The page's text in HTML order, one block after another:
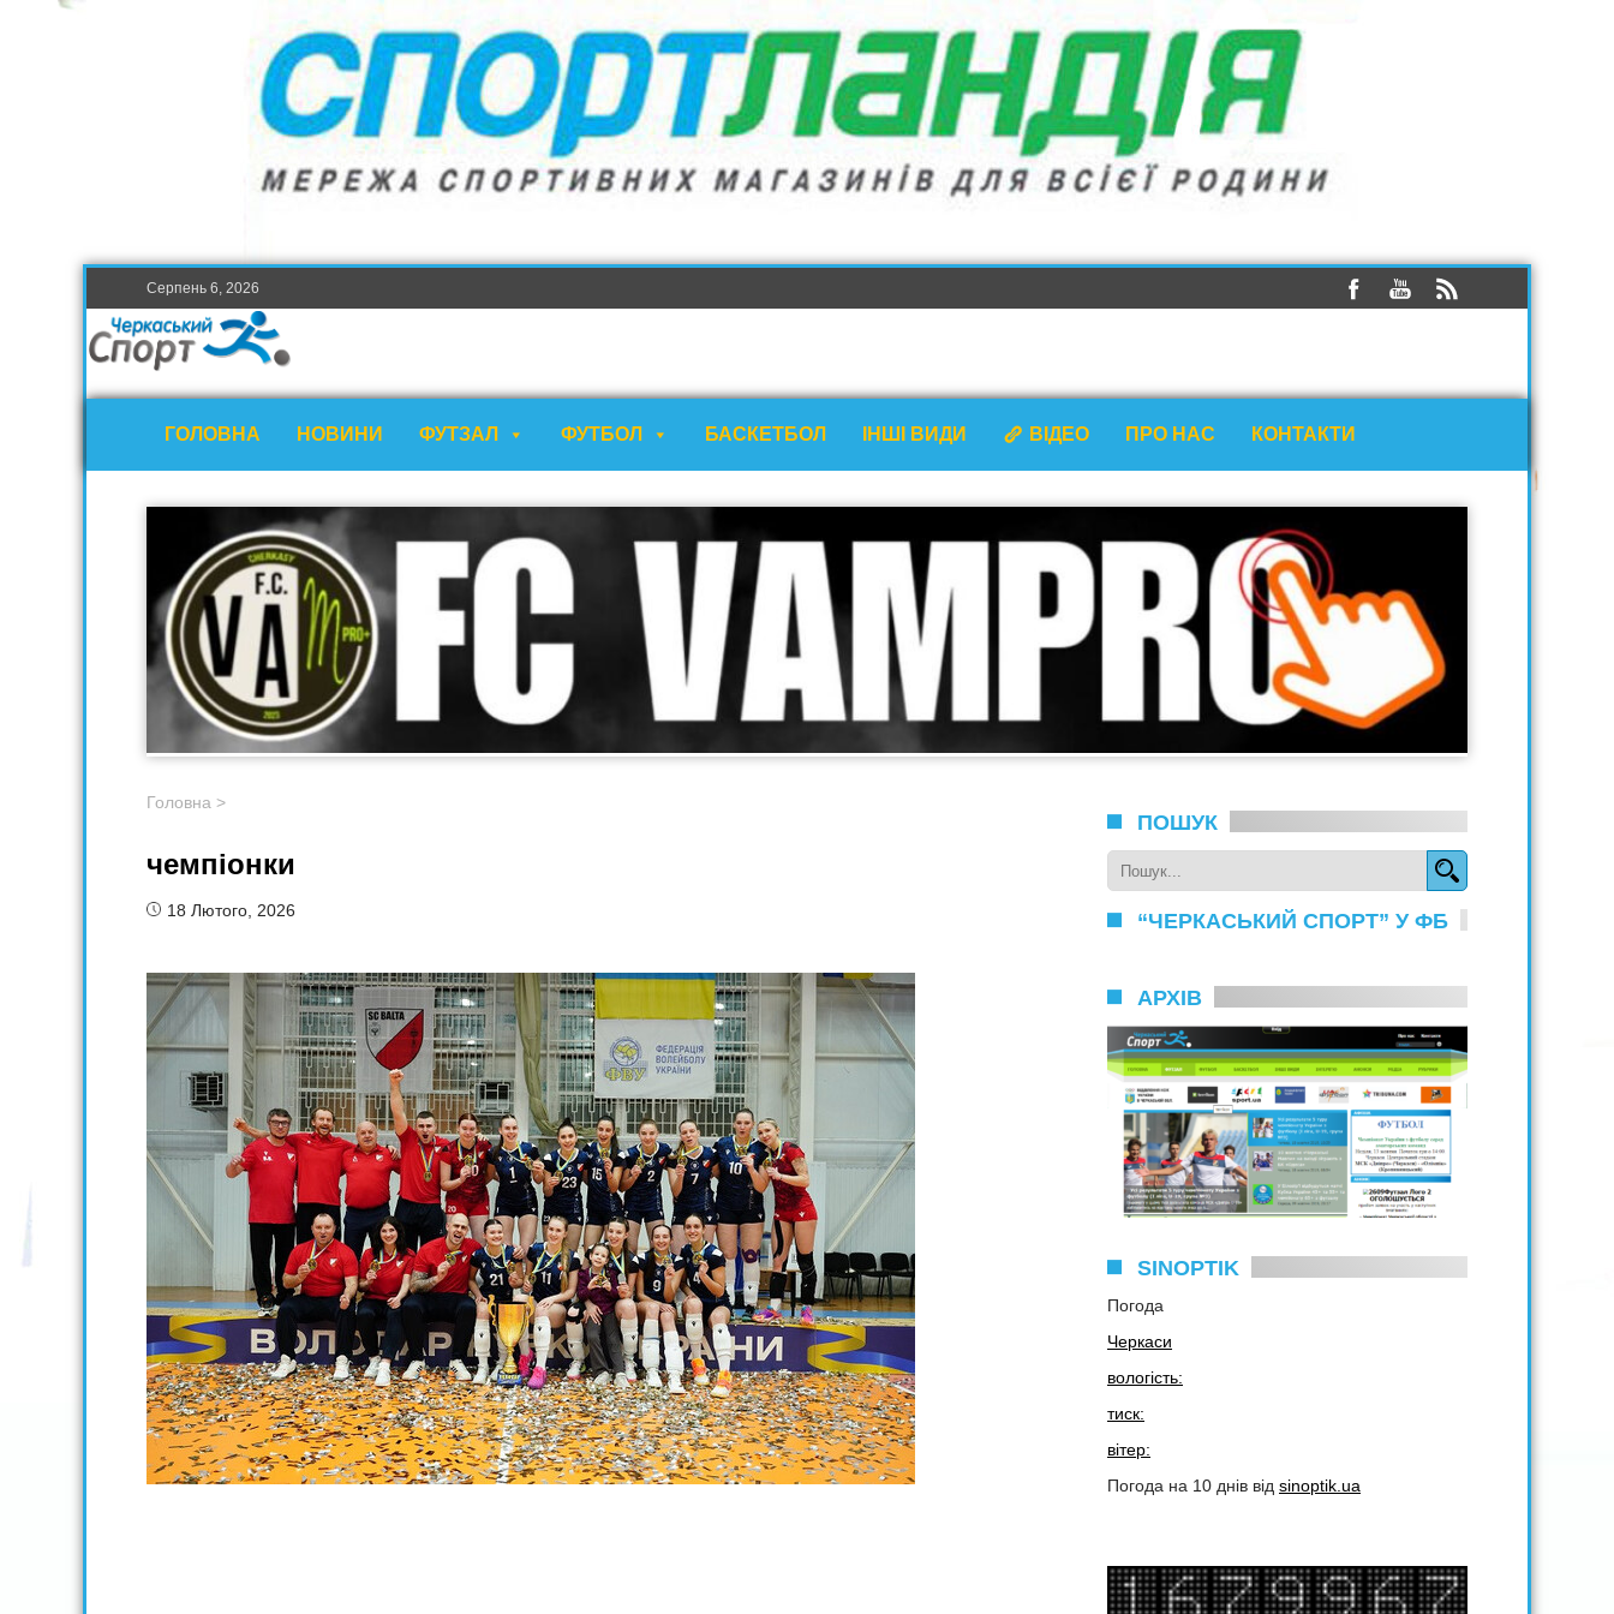
Серпень 6, 2026
ГОЛОВНА НОВИНИ ФУТЗАЛ ФУТБОЛ БАСКЕТБОЛ ІНШІ ВИДИ ВІДЕО ПРО НАС КОНТАКТИ
Головна >
чемпіонки
18 Лютого, 2026
ПОШУК
“ЧЕРКАСЬКИЙ СПОРТ” У ФБ
АРХІВ
SINOPTIK
Погода
Черкаси
вологість:
тиск:
вітер:
Погода на 10 днів від sinoptik.ua